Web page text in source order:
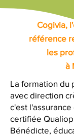
Cogivia,
référence
les
à
La formation du
avec direction
c'est
certifiée
Bénédicte,